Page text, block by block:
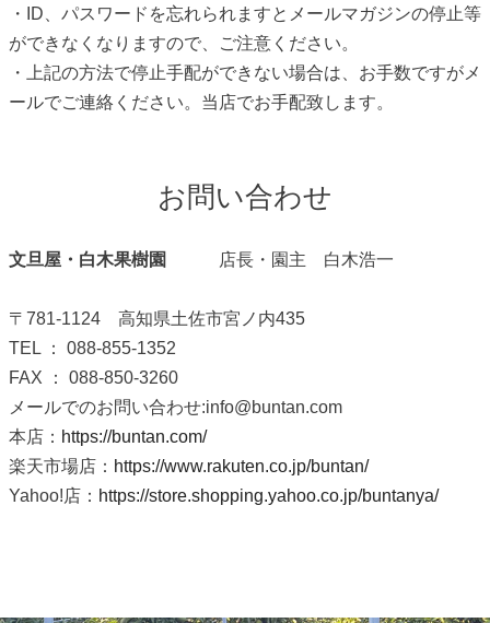
・ID、パスワードを忘れられますとメールマガジンの停止等
ができなくなりますので、ご注意ください。
・上記の方法で停止手配ができない場合は、お手数ですがメ
ールでご連絡ください。当店でお手配致します。
お問い合わせ
文旦屋・白木果樹園 店長・園主 白木浩一
〒781-1124 高知県土佐市宮ノ内435
TEL ： 088-855-1352
FAX ： 088-850-3260
メールでのお問い合わせ:info@buntan.com
本店： https://buntan.com/
楽天市場店： https://www.rakuten.co.jp/buntan/
Yahoo!店： https://store.shopping.yahoo.co.jp/buntanya/